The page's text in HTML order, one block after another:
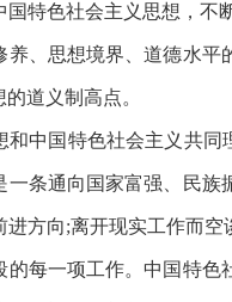
特色社会主义思想，
、思想境界、道德水
道义制高点。
中国特色社会主义共
条通向国家富强、民
方向;离开现实工作而
每一项工作。中国特